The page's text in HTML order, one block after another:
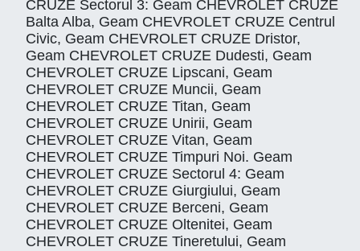
CRUZE Sectorul 3: Geam CHEVROLET CRUZE
Balta Alba, Geam CHEVROLET CRUZE Centrul
Civic, Geam CHEVROLET CRUZE Dristor,
Geam CHEVROLET CRUZE Dudesti, Geam
CHEVROLET CRUZE Lipscani, Geam
CHEVROLET CRUZE Muncii, Geam
CHEVROLET CRUZE Titan, Geam
CHEVROLET CRUZE Unirii, Geam
CHEVROLET CRUZE Vitan, Geam
CHEVROLET CRUZE Timpuri Noi. Geam
CHEVROLET CRUZE Sectorul 4: Geam
CHEVROLET CRUZE Giurgiului, Geam
CHEVROLET CRUZE Berceni, Geam
CHEVROLET CRUZE Oltenitei, Geam
CHEVROLET CRUZE Tineretului, Geam